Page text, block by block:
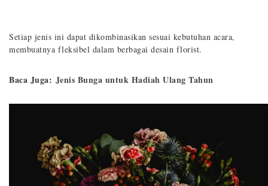
Setiap jenis ini dapat dikombinasikan sesuai kebutuhan acara,
membuatnya fleksibel dalam berbagai desain florist.
Baca Juga: Jenis Bunga untuk Hadiah Ulang Tahun